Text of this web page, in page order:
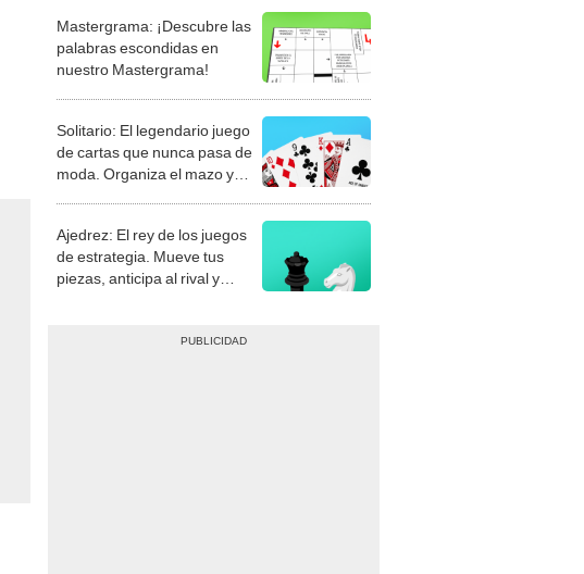
Mastergrama: ¡Descubre las
palabras escondidas en
nuestro Mastergrama!
Solitario: El legendario juego
de cartas que nunca pasa de
moda. Organiza el mazo y
Ajedrez: El rey de los juegos
de estrategia. Mueve tus
piezas, anticipa al rival y